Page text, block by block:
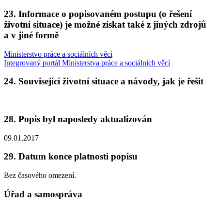
23. Informace o popisovaném postupu (o řešení
životní situace) je možné získat také z jiných zdrojů
a v jiné formě
Ministerstvo práce a sociálních věcí
Integrovaný portál Ministerstva práce a sociálních věcí
24. Související životní situace a návody, jak je řešit
28. Popis byl naposledy aktualizován
09.01.2017
29. Datum konce platnosti popisu
Bez časového omezení.
Úřad a samospráva